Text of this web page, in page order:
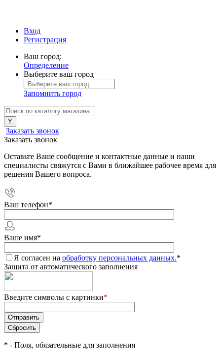
Вход
Регистрация
Ваш город:
Определение
Выберите ваш город
Запомнить город
Заказать звонок
Заказать звонок
Оставьте Ваше сообщение и контактные данные и наши
специалисты свяжутся с Вами в ближайшее рабочее время для
решения Вашего вопроса.
Ваш телефон*
Ваше имя*
Я согласен на обработку персональных данных.*
Защита от автоматического заполнения
Введите символы с картинки*
* - Поля, обязательные для заполнения